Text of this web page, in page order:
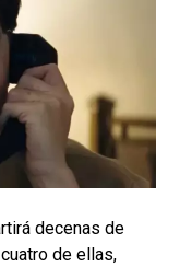
decenas de
de ellas,